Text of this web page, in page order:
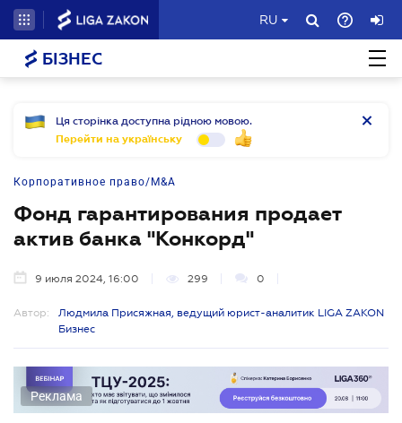
RU
БІЗНЕС
Ця сторінка доступна рідною мовою.
Перейти на українську
Корпоративное право/M&A
Фонд гарантирования продает
актив банка "Конкорд"
9 июля 2024, 16:00 299 0
Автор:
Людмила Присяжная, ведущий юрист-аналитик LIGA ZAKON
Бизнес
Реклама